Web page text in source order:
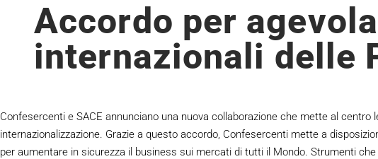
Accordo per
internazionali delle
Confesercenti e SACE annunciano una nuova collaborazione che mette al
internazionalizzazione. Grazie a questo accordo, Confesercenti mette a
per aumentare in sicurezza il business sui mercati di tutti il Mondo. Strumenti